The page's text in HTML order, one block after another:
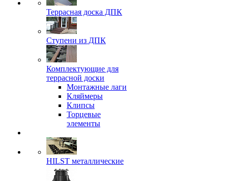
Террасная доска ДПК
Ступени из ДПК
Комплектующие для
террасной доски
Монтажные лаги
Кляймеры
Клипсы
Торцевые
элементы
HILST металлические